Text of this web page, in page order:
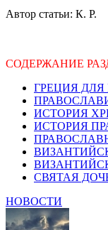
Автор статьи: К. Р.
СОДЕРЖАНИЕ
ГРЕЦИЯ ДЛЯ
ИСТОРИЯ
ИСТОРИЯ
СВЯТАЯ
НОВОСТИ